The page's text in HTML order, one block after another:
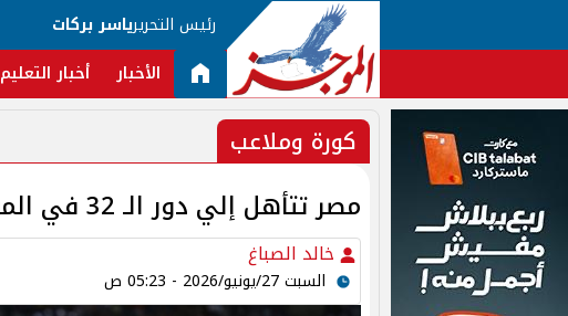
رئيس التحريرياسر بركات
الأخبار أخبار التعليم
كورة وملاعب
مصر تتأهل إلي دور الـ 32 في المونديال قبل مواجهة إيران
خالد الصباغ
السبت 27/يونيو/2026 - 05:23 ص